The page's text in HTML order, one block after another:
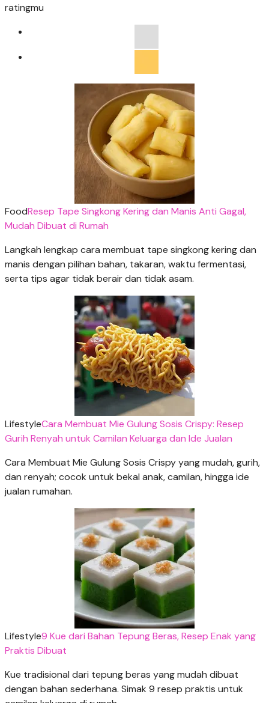
ratingmu
FoodResep Tape Singkong Kering dan Manis Anti Gagal,
Mudah Dibuat di Rumah
Langkah lengkap cara membuat tape singkong kering dan
manis dengan pilihan bahan, takaran, waktu fermentasi,
serta tips agar tidak berair dan tidak asam.
LifestyleCara Membuat Mie Gulung Sosis Crispy: Resep
Gurih Renyah untuk Camilan Keluarga dan Ide Jualan
Cara Membuat Mie Gulung Sosis Crispy yang mudah, gurih,
dan renyah; cocok untuk bekal anak, camilan, hingga ide
jualan rumahan.
Lifestyle9 Kue dari Bahan Tepung Beras, Resep Enak yang
Praktis Dibuat
Kue tradisional dari tepung beras yang mudah dibuat
dengan bahan sederhana. Simak 9 resep praktis untuk